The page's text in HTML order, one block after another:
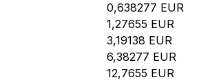
0,638277 EUR
1,27655 EUR
3,19138 EUR
6,38277 EUR
12,7655 EUR